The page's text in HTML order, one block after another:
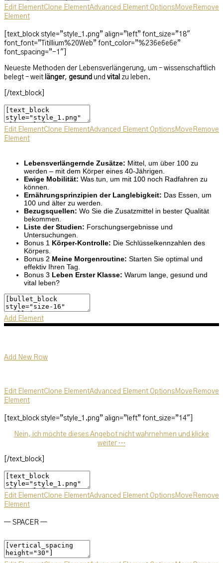
Edit ElementClone ElementAdvanced Element Options Move Remove
Element
[text_block style=”style_1.png” align=”left” font_size=”18″
font_font=”Titillium%20Web” font_color=”%236e6e6e”
font_spacing=”-1″]
Neueste Methoden der Lebensverlängerung, um – wissenschaftlich
belegt – weit länger, gesund und vital zu leben.
[/text_block]
Edit ElementClone ElementAdvanced Element Options Move Remove
Element
Lebensverlängernde Zusätze: Mittel, um über 100 zu
werden – mit dem Körper eines 40-Jährigen.
Ewige Mobilität: Was tun, um mit 100 noch Radfahren zu
können.
Ernährungsprinzipien der Langlebigkeit: Das Essen, um
100 und älter zu werden.
Bezugsquellen: Wo Sie die Zusatzmittel in bester Qualität
bekommen.
Liste der Studien: Forschungsergebnisse und
Untersuchungen.
Bonus 1 Körper-Kontrolle: Die Schlüsselkennzahlen des
Körpers.
Bonus 2 Meine Morgenroutine: Starten Sie optimal und
effektiv Ihren Tag.
Bonus 3 Leben Erster Klasse: Warum lange, gesund und
vital leben?
Add Element
Add New Row
Edit ElementClone ElementAdvanced Element Options Move Remove
Element
[text_block style=”style_1.png” align=”left” font_size=”14″]
Nein, ich möchte dieses Angebot nicht wahrnehmen und klicke
weiter …
[/text_block]
Edit ElementClone ElementAdvanced Element Options Move Remove
Element
— SPACER —